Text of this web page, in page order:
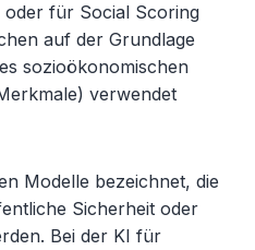
für Social Scoring
auf der Grundlage
sozioökonomischen
verwendet
Modelle bezeichnet, die
Sicherheit oder
Bei der KI für